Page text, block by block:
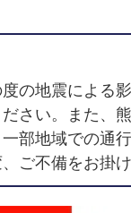
の地震による
さい。また、
部地域での通
ご不備をお掛